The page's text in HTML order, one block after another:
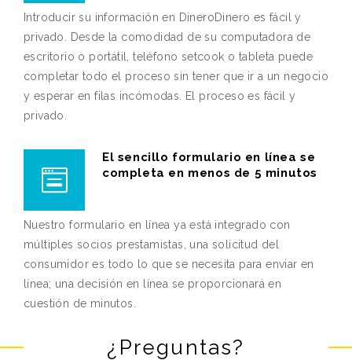
Introducir su información en DineroDinero es fácil y
privado. Desde la comodidad de su computadora de
escritorio o portátil, teléfono setcook o tableta puede
completar todo el proceso sin tener que ir a un negocio
y esperar en filas incómodas. El proceso es fácil y
privado.
El sencillo formulario en línea se
completa en menos de 5 minutos
Nuestro formulario en línea ya está integrado con
múltiples socios prestamistas, una solicitud del
consumidor es todo lo que se necesita para enviar en
línea; una decisión en línea se proporcionará en
cuestión de minutos.
¿Preguntas?